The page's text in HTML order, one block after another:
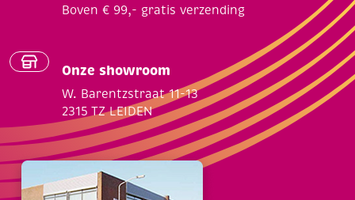
Boven € 99,- gratis verzending
Onze showroom
W. Barentzstraat 11-13
2315 TZ LEIDEN